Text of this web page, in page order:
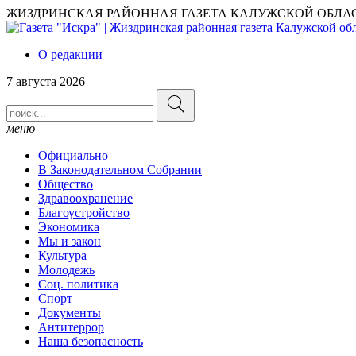
ЖИЗДРИНСКАЯ РАЙОННАЯ ГАЗЕТА КАЛУЖСКОЙ
О редакции
7 августа 2026
меню
Официально
В Законодательном Собрании
Общество
Здравоохранение
Благоустройство
Экономика
Мы и закон
Культура
Молодежь
Соц. политика
Спорт
Документы
Антитеррор
Наша безопасность